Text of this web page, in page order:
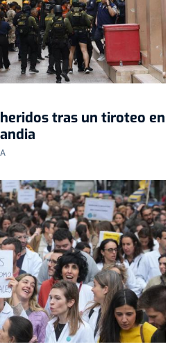
tras un tiroteo en